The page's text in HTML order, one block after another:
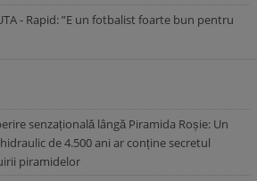
- Rapid: ”E un fotbalist foarte bun pentru
senzațională lângă Piramida Roșie: Un
de 4.500 ani ar conține secretul
piramidelor